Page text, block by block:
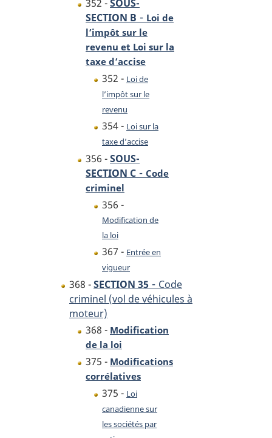
352 -SOUS-
SECTION B - Loi de
l’impôt sur le
revenu et Loi sur la
taxe d’accise
352 - Loi de
l’impôt sur le
revenu
354 - Loi sur la
taxe d’accise
356 -SOUS-
SECTION C - Code
criminel
356 -
Modification de
la loi
367 - Entrée en
vigueur
368 -SECTION 35 - Code
criminel (vol de véhicules à
moteur)
368 - Modification
de la loi
375 - Modifications
corrélatives
375 - Loi
canadienne sur
les sociétés par